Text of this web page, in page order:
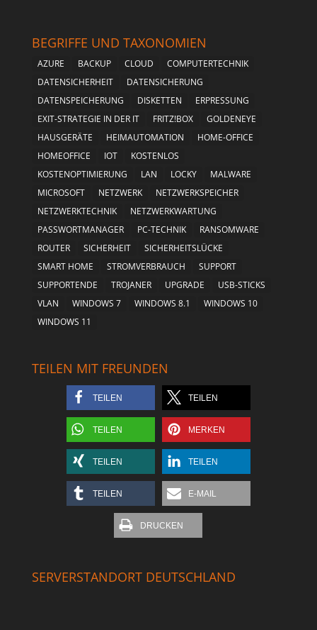
BEGRIFFE UND TAXONOMIEN
AZURE BACKUP CLOUD
COMPUTERTECHNIK
DATENSICHERHEIT
DATENSICHERUNG
DATENSPEICHERUNG
DISKETTEN
ERPRESSUNG
EXIT-STRATEGIE IN DER IT
FRITZ!BOX
GOLDENEYE
HAUSGERÄTE
HEIMAUTOMATION
HOME-OFFICE
HOMEOFFICE
IOT
KOSTENLOS
KOSTENOPTIMIERUNG
LAN LOCKY
MALWARE
MICROSOFT
NETZWERK
NETZWERKSPEICHER
NETZWERKTECHNIK
NETZWERKWARTUNG
PASSWORTMANAGER
PC-TECHNIK
RANSOMWARE
ROUTER
SICHERHEIT
SICHERHEITSLÜCKE
SMART HOME
STROMVERBRAUCH
SUPPORT
SUPPORTENDE
TROJANER UPGRADE
USB-STICKS
VLAN
WINDOWS 7 WINDOWS 8.1
WINDOWS 10
WINDOWS 11
TEILEN MIT FREUNDEN
TEILEN TEILEN
TEILEN MERKEN
TEILEN TEILEN
TEILEN E-MAIL
DRUCKEN
SERVERSTANDORT DEUTSCHLAND